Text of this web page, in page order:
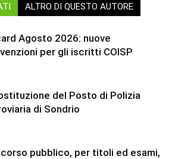
ALTRO DI QUESTO AUTORE
Agosto 2026: nuove
per gli iscritti COISP
del Posto di Polizia
di Sondrio
pubblico, per titoli ed esami,